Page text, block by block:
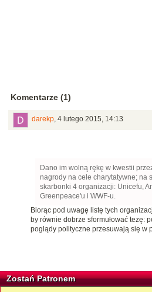
Komentarze (1)
darekp, 4 lutego 2015, 14:13
Dano im wolną rękę w kwestii
nagrody na cele charytatywne; na
skarbonki 4 organizacji: Unicefu,
Greenpeace'u i WWF-u.
Biorąc pod uwagę listę tych
by równie dobrze sformułować tezę:
poglądy polityczne przesuwają się w
Zostań Patronem